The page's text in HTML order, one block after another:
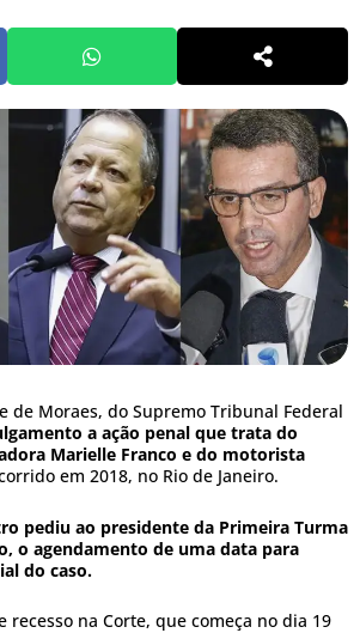
de Moraes, do Supremo Tribunal Federal
a ação penal que trata do
Marielle Franco e do motorista
em 2018, no Rio de Janeiro.
pediu ao presidente da Primeira Turma
o agendamento de uma data para
do caso.
recesso na Corte, que começa no dia 19